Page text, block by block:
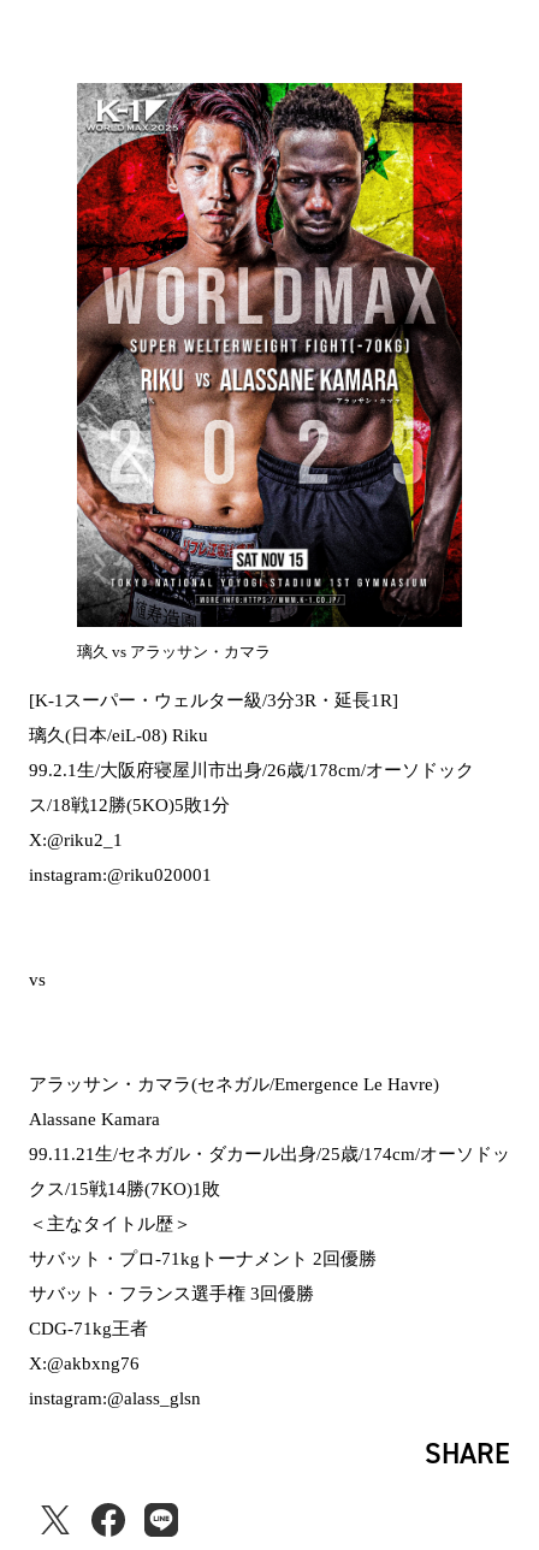
璃久 vs アラッサン・カマラ
[K-1スーパー・ウェルター級/3分3R・延長1R]
璃久(日本/eiL-08) Riku
99.2.1生/大阪府寝屋川市出身/26歳/178cm/オーソドック
ス/18戦12勝(5KO)5敗1分
X:@riku2_1
instagram:@riku020001
vs
アラッサン・カマラ(セネガル/Emergence Le Havre)
Alassane Kamara
99.11.21生/セネガル・ダカール出身/25歳/174cm/オーソドッ
クス/15戦14勝(7KO)1敗
＜主なタイトル歴＞
サバット・プロ-71kgトーナメント 2回優勝
サバット・フランス選手権 3回優勝
CDG-71kg王者
X:@akbxng76
instagram:@alass_glsn
SHARE